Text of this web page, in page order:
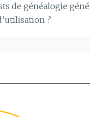
de généalogie
?